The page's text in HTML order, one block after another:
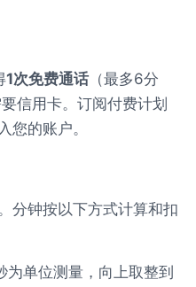
1次免费通话 （最多6分
信用卡。订阅付费计划
您的账户。
分钟按以下方式计算和扣
为单位测量，向上取整到